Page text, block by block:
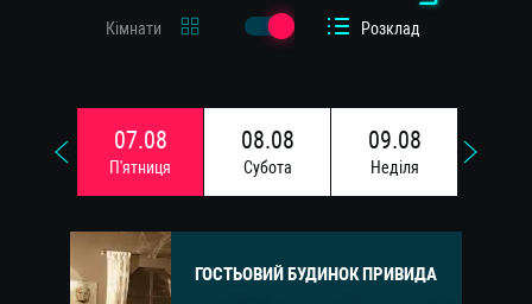
Кімнати Розклад
07.08
П'ятниця
08.08
Субота
09.08
Недiля
ГОСТЬОВИЙ БУДИНОК ПРИВИДА